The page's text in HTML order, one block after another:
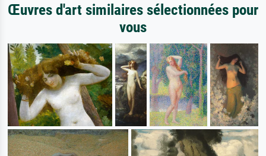
Œuvres d'art similaires sélectionnées pour
vous